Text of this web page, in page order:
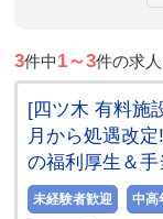
3件中1～3件の求
[四ツ木 有料施
月から処遇改
の福利厚生＆
未経験者歓迎 中高